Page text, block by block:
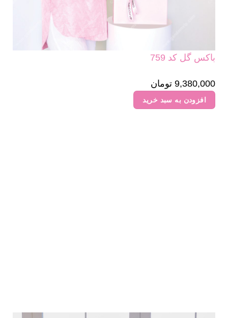
باکس گل کد 759
9,380,000 تومان
افزودن به سبد خرید